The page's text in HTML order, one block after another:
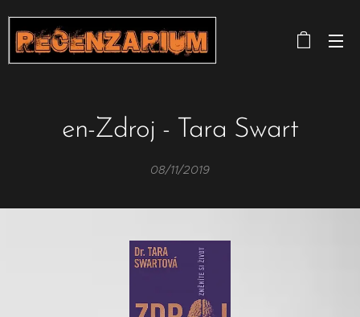
en-Zdroj - Tara Swart
08/11/2019